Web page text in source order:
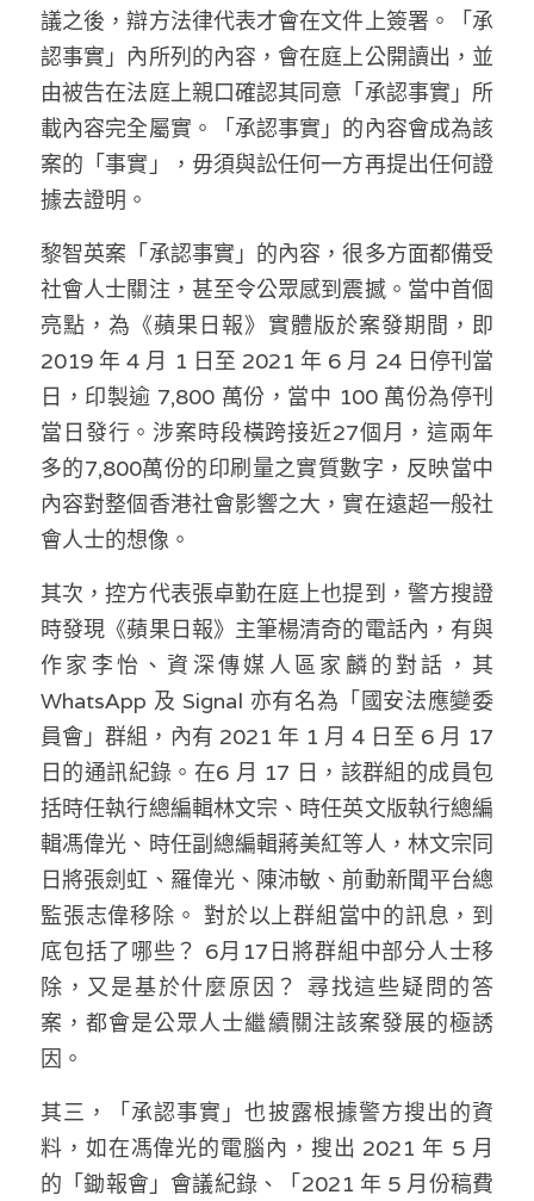
陳子遷律師專欄
羅浚軒專欄
溫志倫專欄
汪明欣專欄
張美雄專欄
莊豪鋒專欄
香港科技專上書院｜專欄
議之後，辯方法律代表才會在文件上簽署。「承
認事實」內所列的內容，會在庭上公開讀出，並
由被告在法庭上親口確認其同意「承認事實」所
載內容完全屬實。「承認事實」的內容會成為該
案的「事實」，毋須與訟任何一方再提出任何證
據去證明。
黎智英案「承認事實」的內容，很多方面都備受
社會人士關注，甚至令公眾感到震撼。當中首個
亮點，為《蘋果日報》實體版於案發期間，即
2019 年 4 月 1 日至 2021 年 6 月 24 日停刊當
日，印製逾 7,800 萬份，當中 100 萬份為停刊
當日發行。涉案時段橫跨接近27個月，這兩年
多的7,800萬份的印刷量之實質數字，反映當中
內容對整個香港社會影響之大，實在遠超一般社
會人士的想像。
其次，控方代表張卓勤在庭上也提到，警方搜證
時發現《蘋果日報》主筆楊清奇的電話內，有與
作家李怡、資深傳媒人區家麟的對話，其
WhatsApp 及 Signal 亦有名為「國安法應變委
員會」群組，內有 2021 年 1 月 4 日至 6 月 17
日的通訊紀錄。在6 月 17 日，該群組的成員包
括時任執行總編輯林文宗、時任英文版執行總編
輯馮偉光、時任副總編輯蔣美紅等人，林文宗同
日將張劍虹、羅偉光、陳沛敏、前動新聞平台總
監張志偉移除。 對於以上群組當中的訊息，到
底包括了哪些？ 6月17日將群組中部分人士移
除，又是基於什麼原因？ 尋找這些疑問的答
案，都會是公眾人士繼續關注該案發展的極誘
因。
其三，「承認事實」也披露根據警方搜出的資
料，如在馮偉光的電腦內，搜出 2021 年 5 月
的「鋤報會」會議紀錄、「2021 年 5 月份稿費